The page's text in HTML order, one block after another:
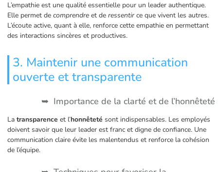
L’empathie est une qualité essentielle pour un leader authentique.
Elle permet de comprendre et de ressentirce que vivent les autres.
L’écoute active, quant à elle, renforce cette empathie en permettant
des interactions sincères et productives.
3. Maintenir une communication
ouverte et transparente
Importance de la clarté et de l’honnêteté
La transparence et l’honnêteté sont indispensables. Les employés
doivent savoir que leur leader est franc et digne de confiance. Une
communication claire évite les malentendus et renforce la cohésion
de l’équipe.